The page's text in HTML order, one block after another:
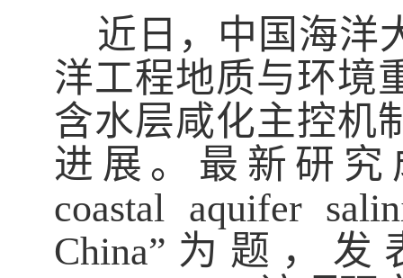
近日，中国海洋
洋工程地质与环境
含水层咸化主控机
进展。最新研究
coastal aquifer
China” 为题，发